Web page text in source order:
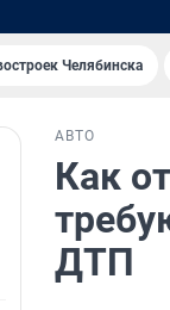
Челябинска
АВТО
Как
ДТП